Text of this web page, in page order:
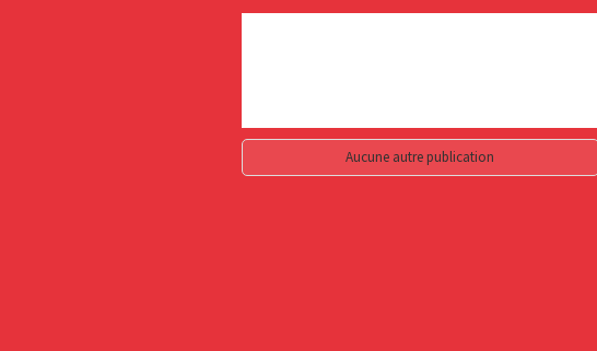
Aucune autre publication